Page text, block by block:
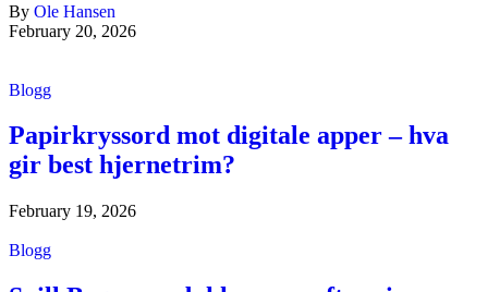
By Ole Hansen
February 20, 2026
Blogg
Papirkryssord mot digitale apper – hva
gir best hjernetrim?
February 19, 2026
Blogg